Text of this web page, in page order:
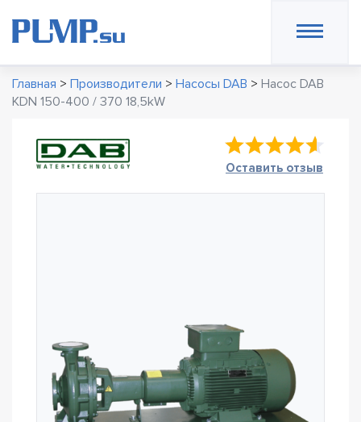
Главная > Производители > Насосы DAB > Насос DAB
KDN 150-400 / 370 18,5kW
Оставить отзыв